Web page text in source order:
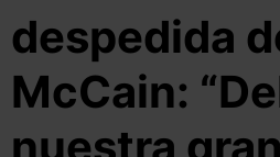
despedida
McCain: